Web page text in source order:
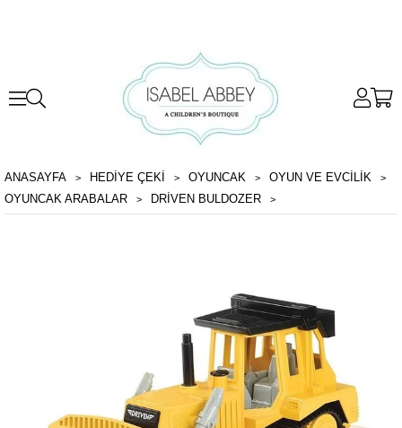
ANASAYFA HEDİYE ÇEKİ OYUNCAK
OYUN VE EVCILIK
OYUNCAK ARABALAR
DRIVEN BULDOZER